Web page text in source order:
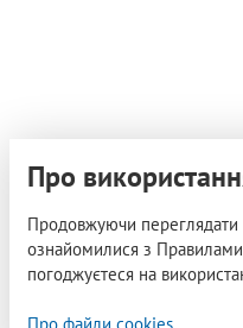
Про
Продовжуючи переглядати
ознайомилися з
погоджуєтеся на